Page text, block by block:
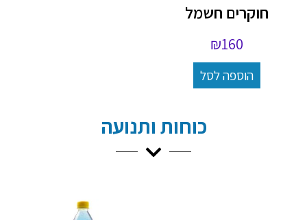
חוקרים חשמל
₪160
הוספה לסל
כוחות ותנועה